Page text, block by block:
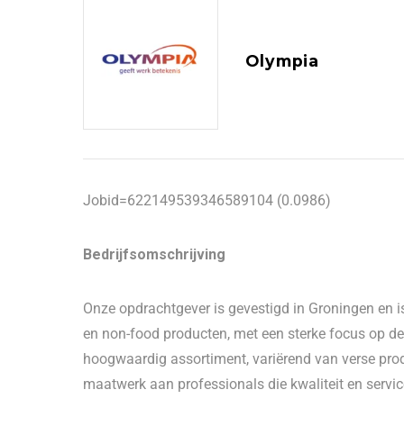
Olympia
Jobid=622149539346589104 (0.0986)
Bedrijfsomschrijving
Onze opdrachtgever is gevestigd in Groningen
en non-food producten, met een sterke focus op
hoogwaardig assortiment, variërend van verse
maatwerk aan professionals die kwaliteit en